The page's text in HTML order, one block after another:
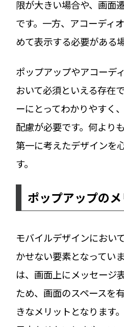
限が大きい場合や、画面
です。一方、アコーディ
めて表示する必要がある
ポップアップやアコーデ
おいて必須といえる存在
ーにとってわかりやすく
配慮が必要です。何より
第一に考えたデザインを
す。
ポップアップの
モバイルデザインにおい
かせない要素となってい
は、画面上にメッセージ
ため、画面のスペースを
きなメリットとなります